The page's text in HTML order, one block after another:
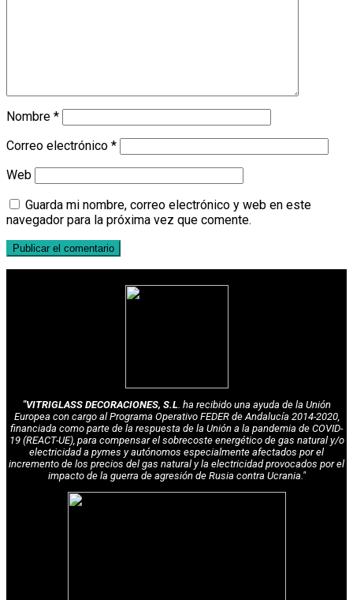
Nombre *
Correo electrónico *
Web
Guarda mi nombre, correo electrónico y web en este
navegador para la próxima vez que comente.
"VITRIGLASS DECORACIONES, S.L. ha recibido una ayuda de la Unión
Europea con cargo al Programa Operativo FEDER de Andalucía 2014-2020,
financiada como parte de la respuesta de la Unión a la pandemia de COVID-
19 (REACT-UE), para compensar el sobrecoste energético de gas natural y/o
electricidad a pymes y autónomos especialmente afectados por el
incremento de los precios del gas natural y la electricidad provocados por el
impacto de la guerra de agresión de Rusia contra Ucrania."